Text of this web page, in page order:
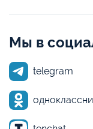
Мы в
telegram